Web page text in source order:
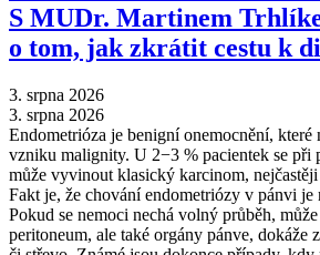
S MUDr. Martinem
o tom, jak zkrátit cestu k
3. srpna 2026
3. srpna 2026
Endometrióza je benigní onemocnění, které
vzniku malignity. U 2−3 % pacientek se při
může vyvinout klasický karcinom,
Fakt je, že chování endometriózy v pánvi je
Pokud se nemoci nechá volný průběh,
peritoneum, ale také orgány pánve, dokáže